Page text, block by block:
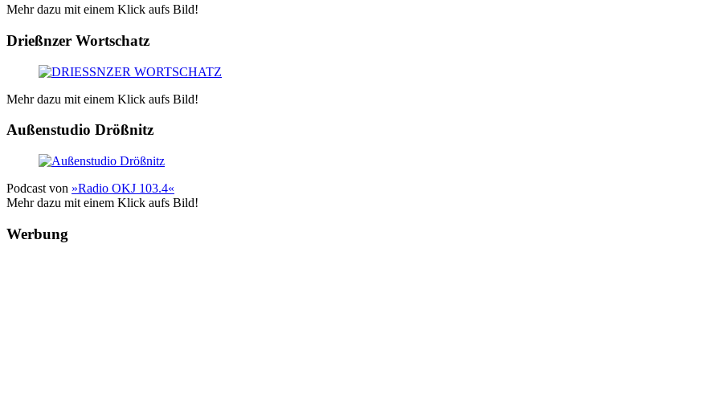
Mehr dazu mit einem Klick aufs Bild!
Drießnzer Wortschatz
Mehr dazu mit einem Klick aufs Bild!
Außenstudio Drößnitz
Podcast von »Radio OKJ 103.4«
Mehr dazu mit einem Klick aufs Bild!
Werbung